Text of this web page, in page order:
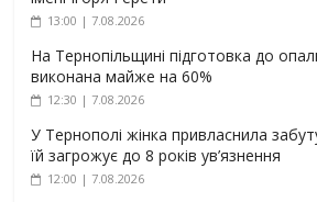
13:00 | 7.08.2026
На Тернопільщині підготовка до
виконана майже на 60%
12:30 | 7.08.2026
У Тернополі жінка привласнила
їй загрожує до 8 років ув’язнення
12:00 | 7.08.2026